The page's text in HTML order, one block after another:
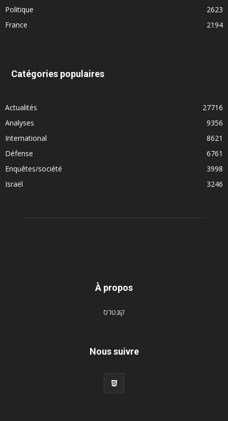
Politique
2623
France
2194
Catégories populaires
Actualités
27716
Analyses
9356
International
8621
Défense
6761
Enquêtes/société
3998
Israël
3246
À propos
קונטרס
Nous suivre